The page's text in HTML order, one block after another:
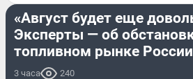
«Август будет еще
Эксперты — об
топливном рынке России
3 часа 240